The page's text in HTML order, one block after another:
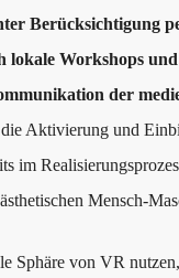
Berücksichtigung
lokale Workshops
der
Aktivierung und
im
Mensch-
Sphäre von VR